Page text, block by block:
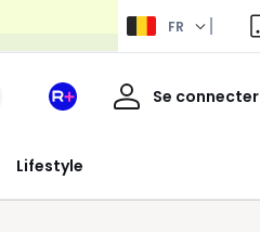
FR
Lifestyle
Mon
Redoute
Se connecter
Mon